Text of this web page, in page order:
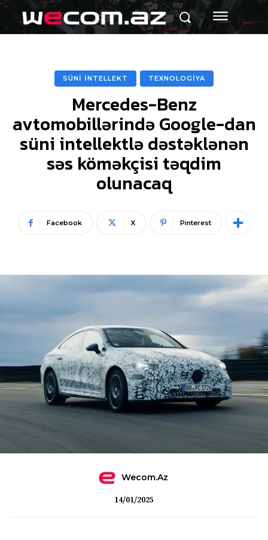
SÜNİ İNTELLEKT TEXNOLOGİYA
Mercedes-Benz
avtomobillərində Google-dan
süni intellektlə dəstəklənən
səs köməkçisi təqdim
olunacaq
Facebook X Pinterest
Wecom.az
14/01/2025